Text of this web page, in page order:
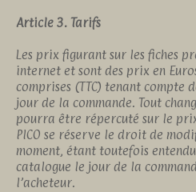
Article 3. Tarifs
Les prix figurant sur les fiches
internet et sont des prix en
comprises (TTC) tenant compte
jour de la commande. Tout
pourra être répercuté sur le
PICO se réserve le droit de
moment, étant toutefois
catalogue le jour de la
l’acheteur.